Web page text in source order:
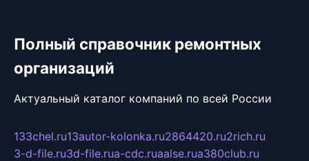
Полный справочник ремонтных
организаций
Актуальный каталог компаний по всей России
133chel.ru13autor-kolonka.ru2864420.ru2rich.ru
3-d-file.ru3d-file.rua-cdc.ruaalse.rua380club.ru